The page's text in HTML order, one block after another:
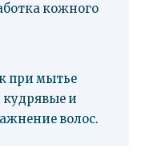
кожного
при мытье
кудрявые и
волос.